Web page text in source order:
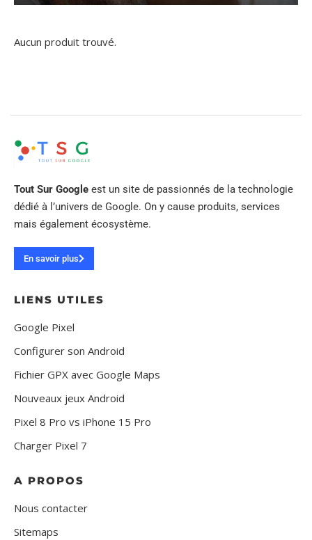
Aucun produit trouvé.
Tout Sur Google est un site de passionnés de la technologie
dédié à l’univers de Google. On y cause produits, services
mais également écosystème.
En savoir plus
LIENS UTILES
Google Pixel
Configurer son Android
Fichier GPX avec Google Maps
Nouveaux jeux Android
Pixel 8 Pro vs iPhone 15 Pro
Charger Pixel 7
A PROPOS
Nous contacter
Sitemaps